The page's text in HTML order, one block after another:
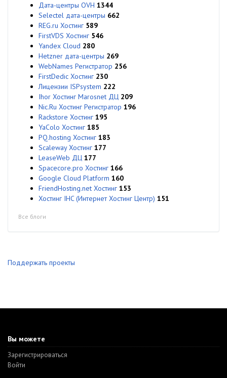
Дата-центры OVH 1344
Selectel дата-центры 662
REG.ru Хостинг 589
FirstVDS Хостинг 546
Yandex Cloud 280
Hetzner дата-центры 269
WebNames Регистратор 256
FirstDedic Хостинг 230
Лицензии ISPsystem 222
Ihor Хостинг Marosnet ДЦ 209
Nic.Ru Хостинг Регистратор 196
Rackstore Хостинг 195
YaColo Хостинг 185
PQ.hosting Хостинг 183
Scaleway Хостинг 177
LeaseWeb ДЦ 177
Spacecore.pro Хостинг 166
Google Cloud Platform 160
FriendHosting.net Хостинг 153
Хостинг IHC (Интернет Хостинг Центр) 151
Все блоги
Поддержать проекты
Вы можете
Зарегистрироваться
Войти